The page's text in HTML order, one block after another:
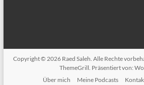
Copyright © 2026 Raed Saleh . Alle Rechte
ThemeGrill. Präsentiert von:
Über mich
Meine Podcasts